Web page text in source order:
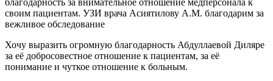
своим пациентам. УЗИ врача Асиятилову А.М. благодарим за
вежливое обследование
Хочу выразить огромную благодарность Абдуллаевой Диляре
за её добросовестное отношение к пациентам, за её
понимание и чуткое отношение к больным.